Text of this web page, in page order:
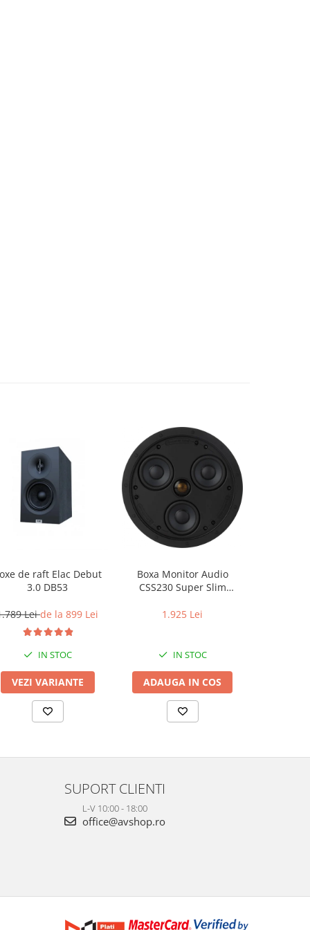
de raft Elac Debut
3.0 DB53
Leide la 899 Lei
IN STOC
VEZI VARIANTE
Boxa Monitor Audio
CSS230 Super Slim
1.925 Lei
IN STOC
ADAUGA IN COS
SUPORT CLIENTI
L-V 10:00 - 18:00
office@avshop.ro